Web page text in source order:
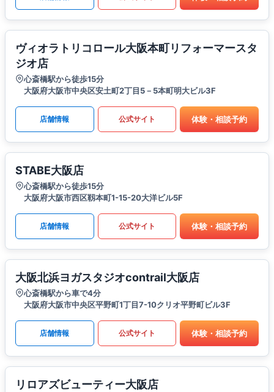
ヴィオラトリコロール大阪本町リフォーマースタ
ジオ店
心斎橋駅から徒歩15分
大阪府大阪市中央区安土町2丁目5－5本町明大ビル3F
店舗情報 公式サイト 体験・相談予約
STABE大阪店
心斎橋駅から徒歩15分
大阪府大阪市西区靱本町1-15-20大洋ビル5F
店舗情報 公式サイト 体験・相談予約
大阪北浜ヨガスタジオcontrail大阪店
心斎橋駅から車で4分
大阪府大阪市中央区平野町1丁目7-10クリオ平野町ビル3F
店舗情報 公式サイト 体験・相談予約
リロアズビューティー大阪店